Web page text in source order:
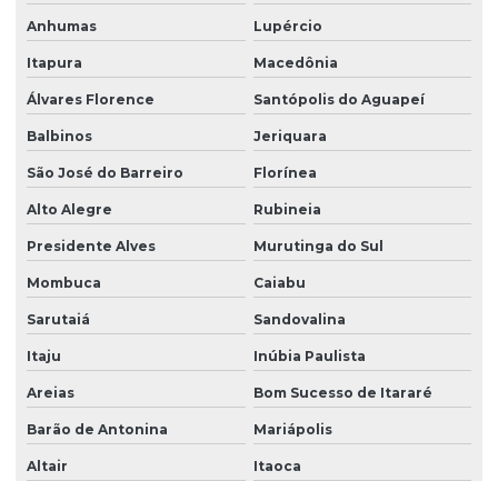
Anhumas Lupércio
Itapura Macedônia
Álvares Florence Santópolis do Aguapeí
Balbinos Jeriquara
São José do Barreiro Florínea
Alto Alegre Rubineia
Presidente Alves Murutinga do Sul
Mombuca Caiabu
Sarutaiá Sandovalina
Itaju Inúbia Paulista
Areias Bom Sucesso de Itararé
Barão de Antonina Mariápolis
Altair Itaoca